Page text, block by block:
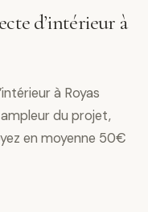
d’intérieur à
à Royas
du projet,
en moyenne 50€